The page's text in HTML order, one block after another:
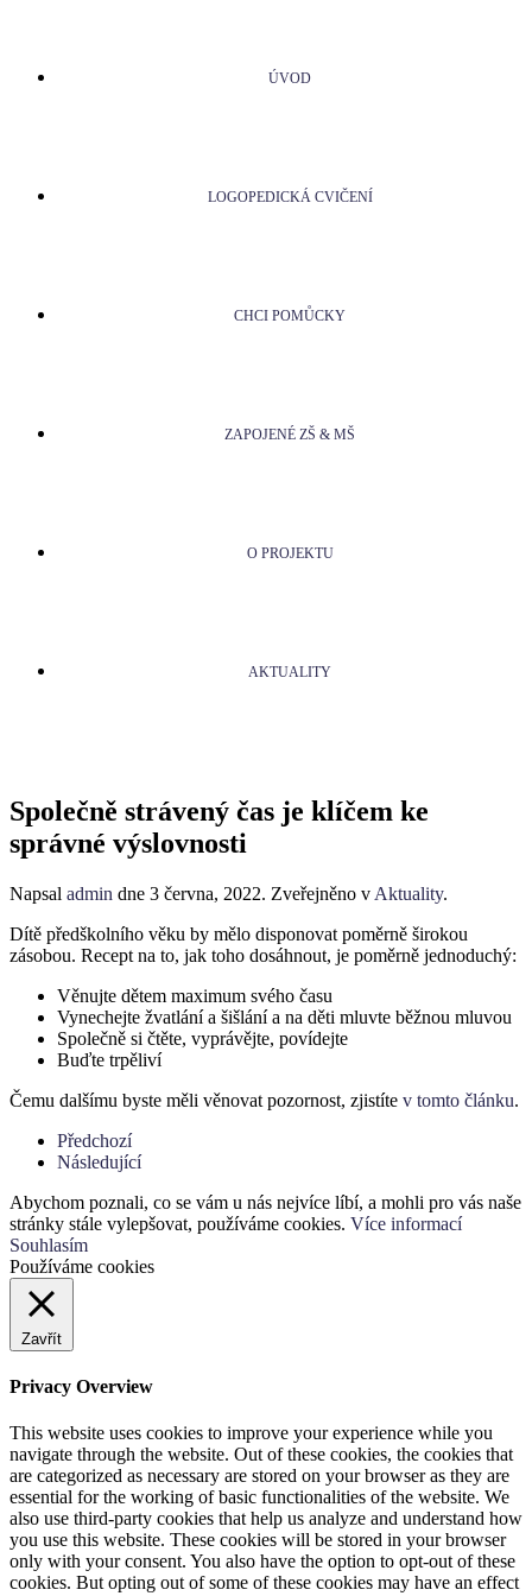
ÚVOD
LOGOPEDICKÁ CVIČENÍ
CHCI POMŮCKY
ZAPOJENÉ ZŠ & MŠ
O PROJEKTU
AKTUALITY
Společně strávený čas je klíčem ke
správné výslovnosti
Napsal admin dne 3 června, 2022. Zveřejněno v Aktuality.
Dítě předškolního věku by mělo disponovat poměrně širokou
zásobou. Recept na to, jak toho dosáhnout, je poměrně jednoduchý:
Věnujte dětem maximum svého času
Vynechejte žvatlání a šišlání a na děti mluvte běžnou mluvou
Společně si čtěte, vyprávějte, povídejte
Buďte trpěliví
Čemu dalšímu byste měli věnovat pozornost, zjistíte v tomto článku.
Předchozí
Následující
Abychom poznali, co se vám u nás nejvíce líbí, a mohli pro vás naše
stránky stále vylepšovat, používáme cookies. Více informací
Souhlasím
Používáme cookies
Zavřít
Privacy Overview
This website uses cookies to improve your experience while you
navigate through the website. Out of these cookies, the cookies that
are categorized as necessary are stored on your browser as they are
essential for the working of basic functionalities of the website. We
also use third-party cookies that help us analyze and understand how
you use this website. These cookies will be stored in your browser
only with your consent. You also have the option to opt-out of these
cookies. But opting out of some of these cookies may have an effect